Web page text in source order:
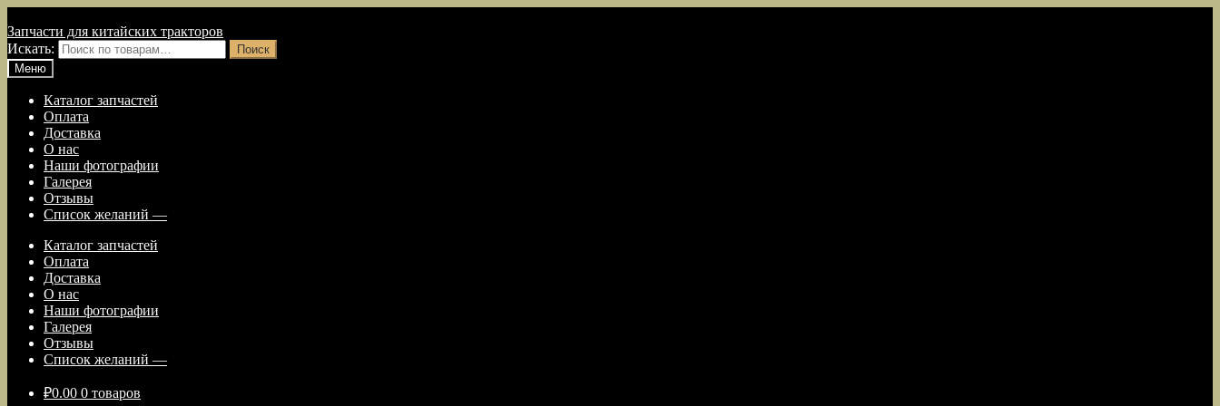
Запчасти для китайских тракторов
Искать:
Поиск
Меню
Каталог запчастей
Оплата
Доставка
О нас
Наши фотографии
Галерея
Отзывы
Список желаний —
Каталог запчастей
Оплата
Доставка
О нас
Наши фотографии
Галерея
Отзывы
Список желаний —
₽0.00 0 товаров